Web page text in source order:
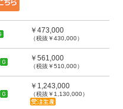
￥473,000
（税抜￥430,000）
￥561,000
（税抜￥510,000）
￥1,243,000
（税抜￥1,130,000）